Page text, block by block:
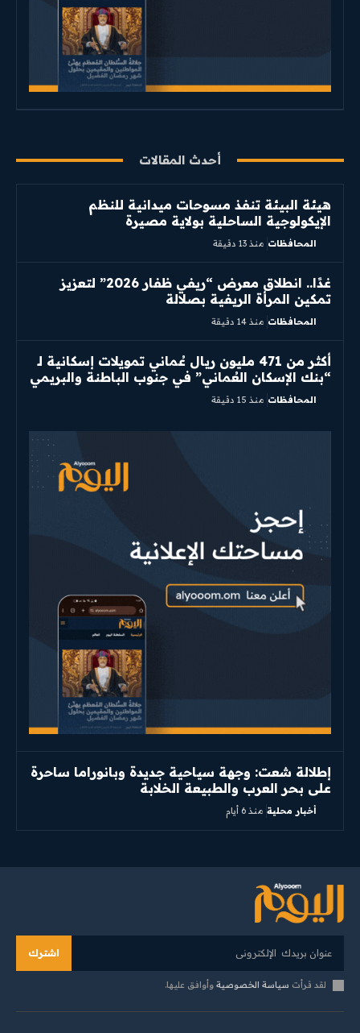
أحدث المقالات
هيئة البيئة تنفذ مسوحات ميدانية للنظم
الإيكولوجية الساحلية بولاية مصيرة
المحافظات منذ 13 دقيقة
غدًا.. انطلاق معرض “ريفي ظفار 2026” لتعزيز
تمكين المرأة الريفية بصلالة
المحافظات منذ 14 دقيقة
أكثر من 471 مليون ريال عُماني تمويلات إسكانية لـ
“بنك الإسكان العُماني” في جنوب الباطنة والبريمي
المحافظات منذ 15 دقيقة
إطلالة شعت: وجهة سياحية جديدة وبانوراما ساحرة
على بحر العرب والطبيعة الخلابة
أخبار محلية منذ 6 أيام
اشترك
لقد قرأت سياسة الخصوصية وأوافق عليها.